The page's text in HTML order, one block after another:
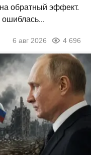
обратный эффект.
ошиблась...
6 авг 2026 4 696